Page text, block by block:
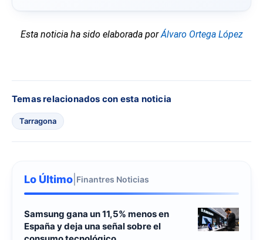
Esta noticia ha sido elaborada porÁlvaro Ortega López
Temas relacionados con esta noticia
Tarragona
Lo Último Finantres Noticias
Samsung gana un 11,5% menos en
España y deja una señal sobre el